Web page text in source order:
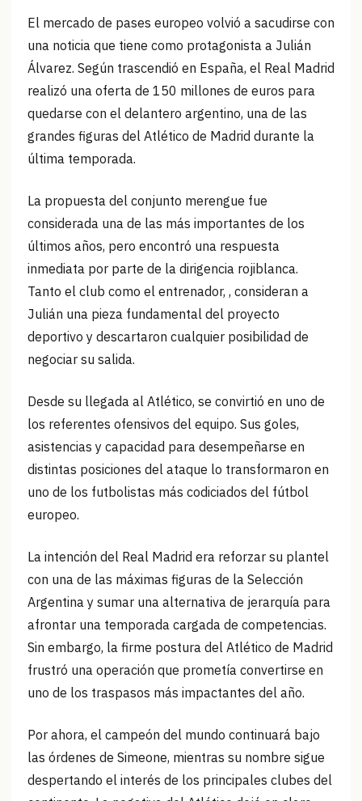
El mercado de pases europeo volvió a sacudirse con
una noticia que tiene como protagonista a Julián
Álvarez. Según trascendió en España, el Real Madrid
realizó una oferta de 150 millones de euros para
quedarse con el delantero argentino, una de las
grandes figuras del Atlético de Madrid durante la
última temporada.
La propuesta del conjunto merengue fue
considerada una de las más importantes de los
últimos años, pero encontró una respuesta
inmediata por parte de la dirigencia rojiblanca.
Tanto el club como el entrenador, , consideran a
Julián una pieza fundamental del proyecto
deportivo y descartaron cualquier posibilidad de
negociar su salida.
Desde su llegada al Atlético, se convirtió en uno de
los referentes ofensivos del equipo. Sus goles,
asistencias y capacidad para desempeñarse en
distintas posiciones del ataque lo transformaron en
uno de los futbolistas más codiciados del fútbol
europeo.
La intención del Real Madrid era reforzar su plantel
con una de las máximas figuras de la Selección
Argentina y sumar una alternativa de jerarquía para
afrontar una temporada cargada de competencias.
Sin embargo, la firme postura del Atlético de Madrid
frustró una operación que prometía convertirse en
uno de los traspasos más impactantes del año.
Por ahora, el campeón del mundo continuará bajo
las órdenes de Simeone, mientras su nombre sigue
despertando el interés de los principales clubes del